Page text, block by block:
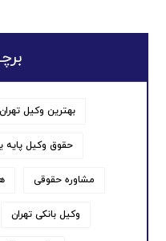
بهترین وکیل تهران
حقوق وکیل
مشاوره حقوقی
وکیل بانکی تهران